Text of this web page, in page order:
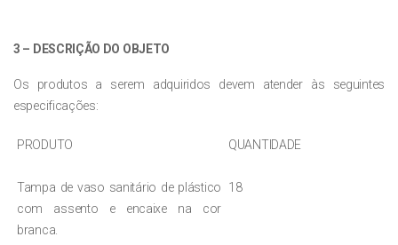
3 – DESCRIÇÃO DO OBJETO
Os produtos a serem adquiridos devem atender às seguintes
especificações:
PRODUTO QUANTIDADE
Tampa de vaso sanitário de plástico
com assento e encaixe na cor
branca.
18